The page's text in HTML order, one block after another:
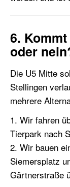
6.
oder
Die U5 Mitte
Stellingen
mehrere
1. Wir fahren
Tierpark nach
2. Wir bauen
Siemersplatz
Gärtnerstraße